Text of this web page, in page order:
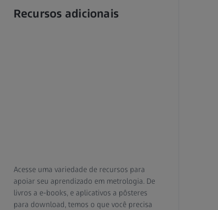
Recursos adicionais
Acesse uma variedade de recursos para
apoiar seu aprendizado em metrologia. De
livros a e-books, e aplicativos a pôsteres
para download, temos o que você precisa